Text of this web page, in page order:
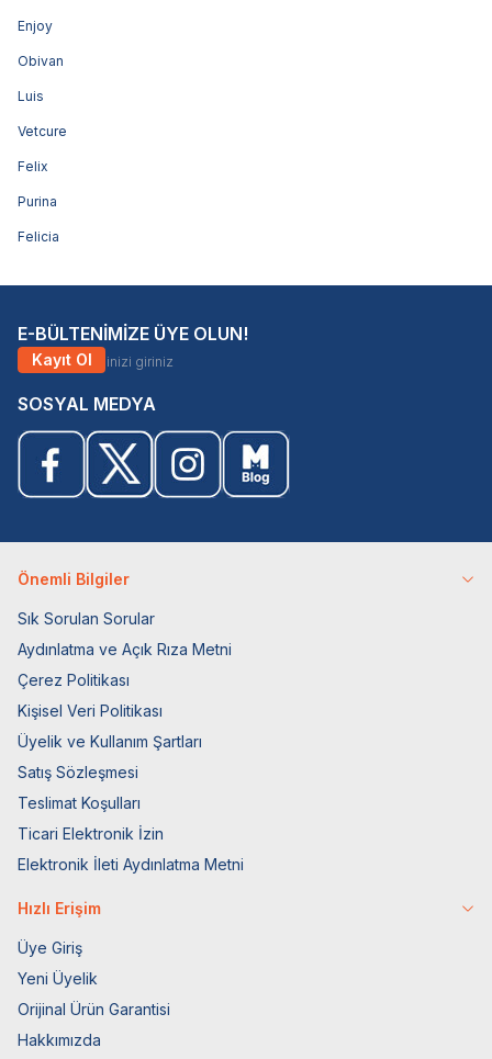
Enjoy
Obivan
Luis
Vetcure
Felix
Purina
Felicia
E-BÜLTENİMİZE ÜYE OLUN!
Kayıt Ol
SOSYAL MEDYA
Önemli Bilgiler
Sık Sorulan Sorular
Aydınlatma ve Açık Rıza Metni
Çerez Politikası
Kişisel Veri Politikası
Üyelik ve Kullanım Şartları
Satış Sözleşmesi
Teslimat Koşulları
Ticari Elektronik İzin
Elektronik İleti Aydınlatma Metni
Hızlı Erişim
Üye Giriş
Yeni Üyelik
Orijinal Ürün Garantisi
Hakkımızda